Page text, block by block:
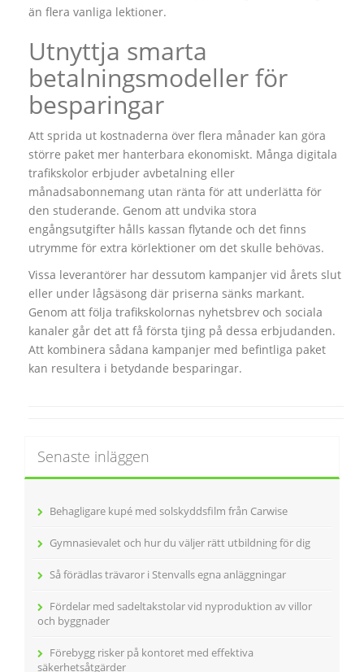
än flera vanliga lektioner.
Utnyttja smarta
betalningsmodeller för
besparingar
Att sprida ut kostnaderna över flera månader kan göra
större paket mer hanterbara ekonomiskt. Många digitala
trafikskolor erbjuder avbetalning eller
månadsabonnemang utan ränta för att underlätta för
den studerande. Genom att undvika stora
engångsutgifter hålls kassan flytande och det finns
utrymme för extra körlektioner om det skulle behövas.
Vissa leverantörer har dessutom kampanjer vid årets slut
eller under lågsäsong där priserna sänks markant.
Genom att följa trafikskolornas nyhetsbrev och sociala
kanaler går det att få första tjing på dessa erbjudanden.
Att kombinera sådana kampanjer med befintliga paket
kan resultera i betydande besparingar.
Senaste inläggen
Behagligare kupé med solskyddsfilm från Carwise
Gymnasievalet och hur du väljer rätt utbildning för dig
Så förädlas trävaror i Stenvalls egna anläggningar
Fördelar med sadeltakstolar vid nyproduktion av villor
och byggnader
Förebygg risker på kontoret med effektiva
säkerhetsåtgärder